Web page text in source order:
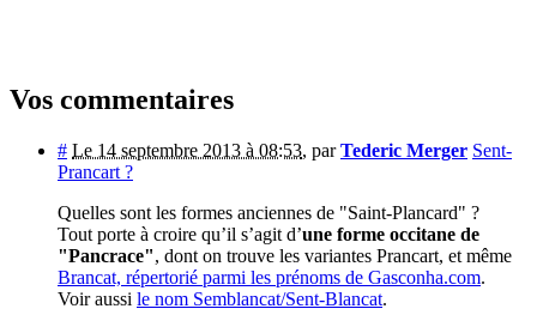
Vos commentaires
# Le 14 septembre 2013 à 08:53, parTederic Merger Sent-
Prancart ?
Quelles sont les formes anciennes de "Saint-Plancard" ?
Tout porte à croire qu’il s’agit d’une forme occitane de
"Pancrace", dont on trouve les variantes Prancart, et même
Brancat, répertorié parmi les prénoms de Gasconha.com.
Voir aussi le nom Semblancat/Sent-Blancat.